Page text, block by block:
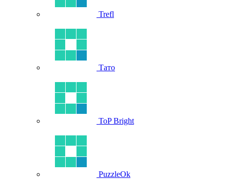
Trefl
Тато
ToP Bright
PuzzleOk